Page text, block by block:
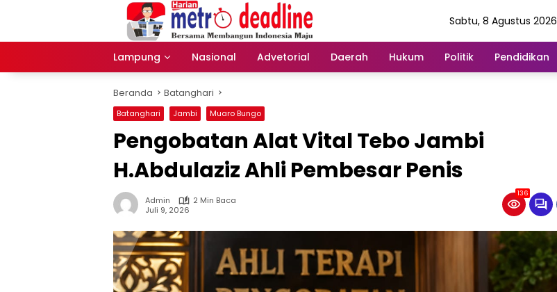
Sabtu, 8 Agustus 2026
Lampung Nasional Advetorial Daerah Hukum Politik Pendidikan
Beranda Batanghari
Batanghari Jambi Muaro Bungo
Pengobatan Alat Vital Tebo Jambi
H.Abdulaziz Ahli Pembesar Penis
Admin
2 Min Baca
Juli 9, 2026
136